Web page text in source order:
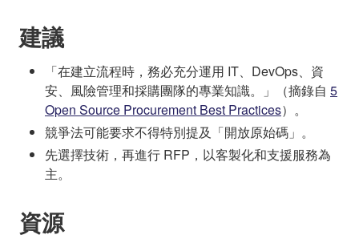
建議
「在建立流程時，務必充分運用 IT、DevOps、資
安、風險管理和採購團隊的專業知識。」（摘錄自 5
Open Source Procurement Best Practices）。
競爭法可能要求不得特別提及「開放原始碼」。
先選擇技術，再進行 RFP，以客製化和支援服務為
主。
資源